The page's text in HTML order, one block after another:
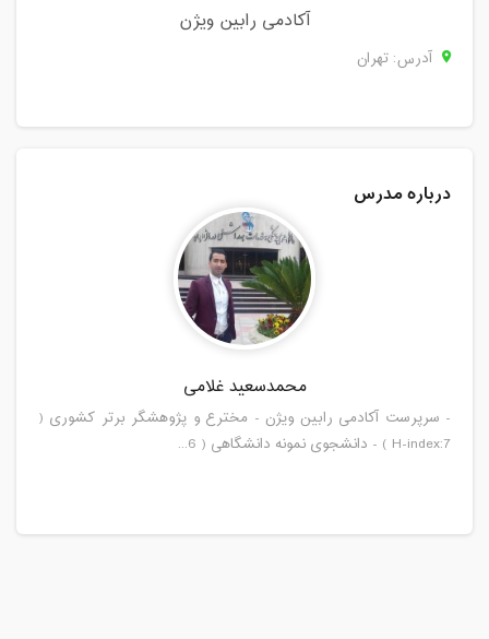
آکادمی رابین ویژن
آدرس: تهران
درباره مدرس
محمدسعید غلامی
- سرپرست آکادمی رابین ویژن - مخترع و پژوهشگر برتر کشوری (
H-index:7 ) - دانشجوی نمونه دانشگاهی ( 6...